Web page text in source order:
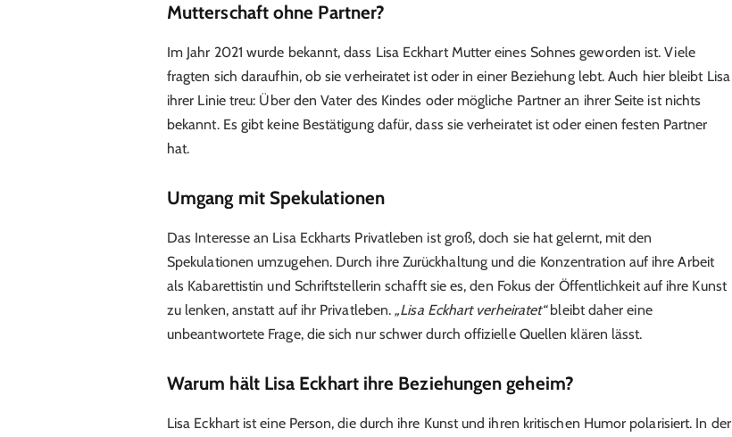
Mutterschaft ohne Partner?
Im Jahr 2021 wurde bekannt, dass Lisa Eckhart Mutter eines Sohnes geworden ist. Viele
fragten sich daraufhin, ob sie verheiratet ist oder in einer Beziehung lebt. Auch hier bleibt Lisa
ihrer Linie treu: Über den Vater des Kindes oder mögliche Partner an ihrer Seite ist nichts
bekannt. Es gibt keine Bestätigung dafür, dass sie verheiratet ist oder einen festen Partner
hat.
Umgang mit Spekulationen
Das Interesse an Lisa Eckharts Privatleben ist groß, doch sie hat gelernt, mit den
Spekulationen umzugehen. Durch ihre Zurückhaltung und die Konzentration auf ihre Arbeit
als Kabarettistin und Schriftstellerin schafft sie es, den Fokus der Öffentlichkeit auf ihre Kunst
zu lenken, anstatt auf ihr Privatleben.„Lisa Eckhart verheiratet“bleibt daher eine
unbeantwortete Frage, die sich nur schwer durch offizielle Quellen klären lässt.
Warum hält Lisa Eckhart ihre Beziehungen geheim?
Lisa Eckhart ist eine Person, die durch ihre Kunst und ihren kritischen Humor polarisiert. In der